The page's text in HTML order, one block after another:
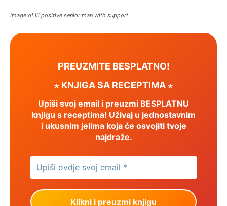
Image of ill positive senior man with support
PREUZMITE BESPLATNO!
⋆ KNJIGA SA RECEPTIMA ⋆
Upiši svoj email i preuzmi BESPLATNU
knjigu s receptima! Uživaj u jednostavnim
i ukusnim jelima koja će osvojiti tvoje
najdraže.